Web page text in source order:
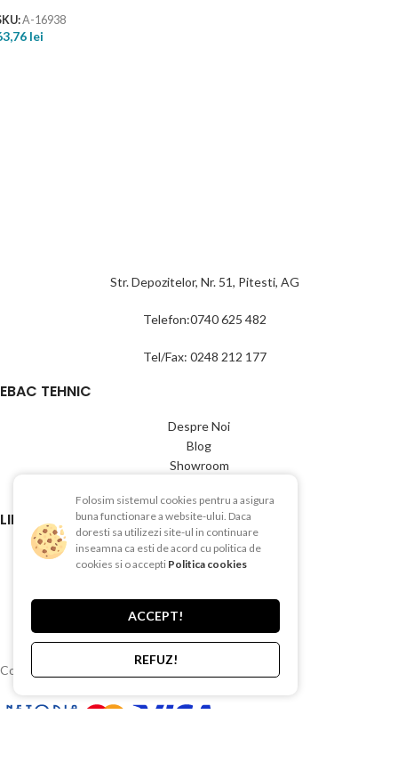
A-16938
lei
Str. Depozitelor, Nr. 51, Pitesti, AG
Telefon:0740 625 482
Tel/Fax: 0248 212 177
EBAC TEHNIC
Despre Noi
Blog
Showroom
LINK-URI UTILE
Termeni si conditii
Politica de Confientialitate
Politica de retur
Livrare si plata
Copyright © 2015-2025 EBAC TEHNIC
Folosim sistemul cookies pentru a asigura
buna functionare a website-ului. Daca
doresti sa utilizezi site-ul in continuare
inseamna ca esti de acord cu politica de
cookies si o accepti Politica cookies
ACCEPT!
REFUZ!